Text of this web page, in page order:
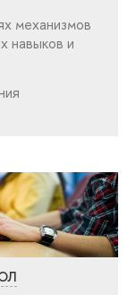
механизмо
навыков и